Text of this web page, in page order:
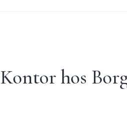
Kontor hos